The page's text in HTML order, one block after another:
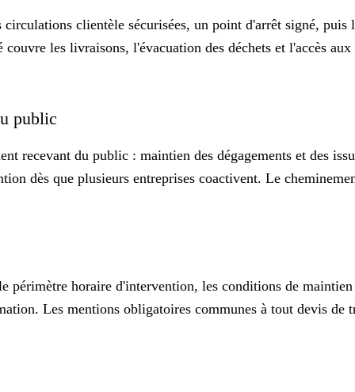
clientèle sécurisées, un point d'arrêt signé,
les livraisons, l'évacuation des déchets et l'accès
public
recevant du public : maintien des dégagements et des
dès que plusieurs entreprises coactivent. Le
horaire d'intervention, les conditions de
Les mentions obligatoires communes à tout devis